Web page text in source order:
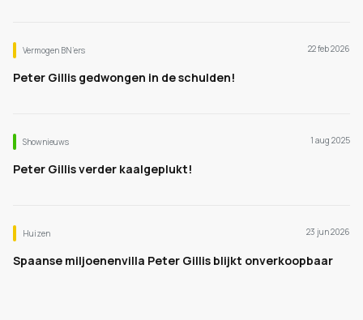
Vermogen BN’ers 22 feb 2026
Peter Gillis gedwongen in de schulden!
Shownieuws 1 aug 2025
Peter Gillis verder kaalgeplukt!
Huizen 23 jun 2026
Spaanse miljoenenvilla Peter Gillis blijkt onverkoopbaar